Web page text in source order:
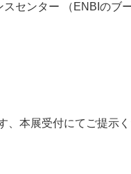
センター （ENBIのブ
、本展受付にてご提示く